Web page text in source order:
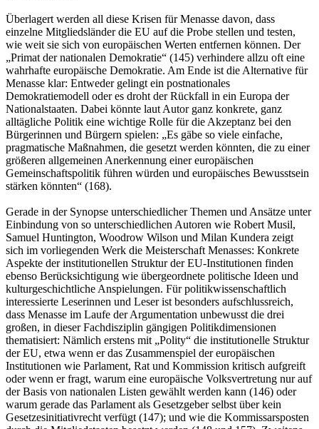
Überlagert werden all diese Krisen für Menasse davon, dass
einzelne Mitgliedsländer die EU auf die Probe stellen und testen,
wie weit sie sich von europäischen Werten entfernen können. Der
„Primat der nationalen Demokratie“ (145) verhindere allzu oft eine
wahrhafte europäische Demokratie. Am Ende ist die Alternative für
Menasse klar: Entweder gelingt ein postnationales
Demokratiemodell oder es droht der Rückfall in ein Europa der
Nationalstaaten. Dabei könnte laut Autor ganz konkrete, ganz
alltägliche Politik eine wichtige Rolle für die Akzeptanz bei den
Bürgerinnen und Bürgern spielen: „Es gäbe so viele einfache,
pragmatische Maßnahmen, die gesetzt werden könnten, die zu einer
größeren allgemeinen Anerkennung einer europäischen
Gemeinschaftspolitik führen würden und europäisches Bewusstsein
stärken könnten“ (168).
Gerade in der Synopse unterschiedlicher Themen und Ansätze unter
Einbindung von so unterschiedlichen Autoren wie Robert Musil,
Samuel Huntington, Woodrow Wilson und Milan Kundera zeigt
sich im vorliegenden Werk die Meisterschaft Menasses: Konkrete
Aspekte der institutionellen Struktur der EU-Institutionen finden
ebenso Berücksichtigung wie übergeordnete politische Ideen und
kulturgeschichtliche Anspielungen. Für politikwissenschaftlich
interessierte Leserinnen und Leser ist besonders aufschlussreich,
dass Menasse im Laufe der Argumentation unbewusst die drei
großen, in dieser Fachdisziplin gängigen Politikdimensionen
thematisiert: Nämlich erstens mit „Polity“ die institutionelle Struktur
der EU, etwa wenn er das Zusammenspiel der europäischen
Institutionen wie Parlament, Rat und Kommission kritisch aufgreift
oder wenn er fragt, warum eine europäische Volksvertretung nur auf
der Basis von nationalen Listen gewählt werden kann (146) oder
warum gerade das Parlament als Gesetzgeber selbst über kein
Gesetzesinitiativrecht verfügt (147); und wie die Kommissarsposten